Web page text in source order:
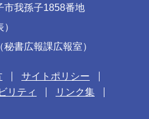
我孫子1858番地
書広報課広報室）
サイトポリシー
リティ
リンク集